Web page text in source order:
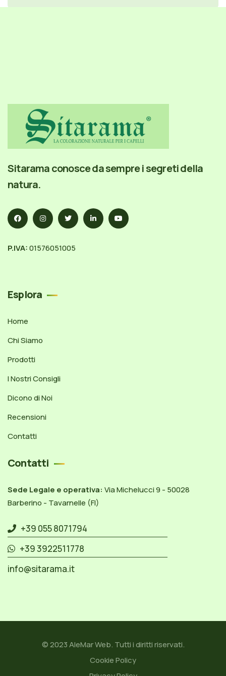
Sitarama conosce da sempre i segreti della
natura.
P.IVA:01576051005
Esplora
Home
Chi Siamo
Prodotti
I Nostri Consigli
Dicono di Noi
Recensioni
Contatti
Contatti
Sede Legale e operativa: Via Michelucci 9 - 50028
Barberino - Tavarnelle (FI)
+39 055 8071794
+39 3922511778
info@sitarama.it
© 2023AleMar Web. Tutti i diritti riservati.
Cookie Policy